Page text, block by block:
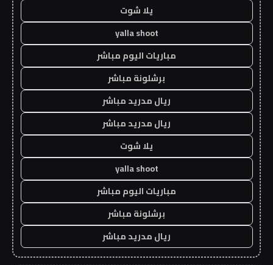
يلا شوت
yalla shoot
مباريات اليوم مباشر
برشلونة مباشر
ريال مدريد مباشر
ريال مدريد مباشر
يلا شوت
yalla shoot
مباريات اليوم مباشر
برشلونة مباشر
ريال مدريد مباشر